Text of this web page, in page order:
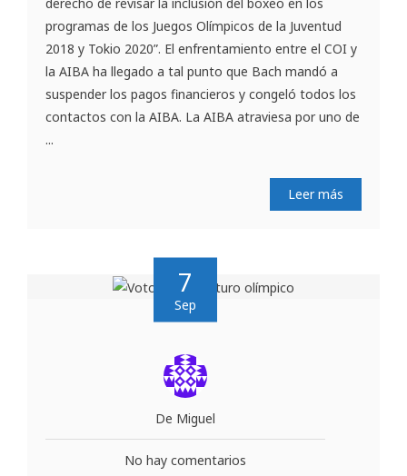
programas de los Juegos Olímpicos de la Juventud
2018 y Tokio 2020”. El enfrentamiento entre el COI y
la AIBA ha llegado a tal punto que Bach mandó a
suspender los pagos financieros y congeló todos los
contactos con la AIBA. La AIBA atraviesa por uno de
...
Leer más
7
Sep
De Miguel
No hay comentarios